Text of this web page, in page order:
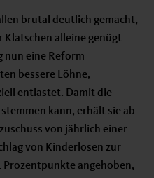
brutal deutlich gemacht,
Klatschen alleine genügt
nun eine Reform
bessere Löhne,
entlastet. Damit die
kann, erhält sie ab
von jährlich einer
von Kinderlosen zur
Prozentpunkte angehoben,